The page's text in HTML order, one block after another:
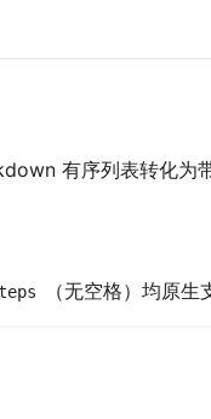
有序列表转化为
（无空格）均原生